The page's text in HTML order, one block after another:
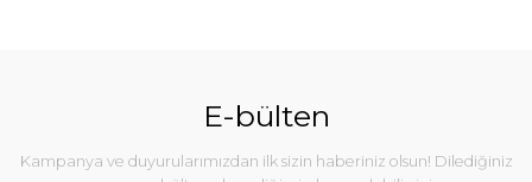
E-bülten
Kampanya ve duyurularımızdan ilk sizin haberiniz olsun! Dilediğiniz